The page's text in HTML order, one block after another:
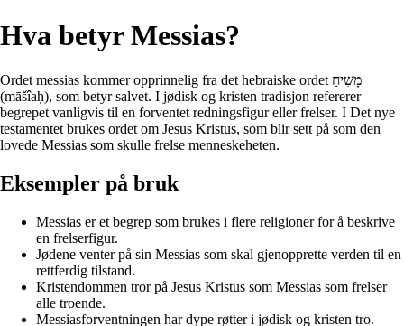
Hva betyr Messias?
Ordet messias kommer opprinnelig fra det hebraiske ordet מָשִׁיחַ
(māšîaḥ), som betyr salvet. I jødisk og kristen tradisjon refererer
begrepet vanligvis til en forventet redningsfigur eller frelser. I Det nye
testamentet brukes ordet om Jesus Kristus, som blir sett på som den
lovede Messias som skulle frelse menneskeheten.
Eksempler på bruk
Messias er et begrep som brukes i flere religioner for å beskrive
en frelserfigur.
Jødene venter på sin Messias som skal gjenopprette verden til en
rettferdig tilstand.
Kristendommen tror på Jesus Kristus som Messias som frelser
alle troende.
Messiasforventningen har dype røtter i jødisk og kristen tro.